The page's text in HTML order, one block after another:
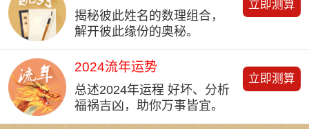
揭秘彼此姓名的数理组合，
解开彼此缘份的奥秘。
立即测算
2024流年运势
总述2024年运程 好坏、分析
福祸吉凶，助你万事皆宜。
立即测算